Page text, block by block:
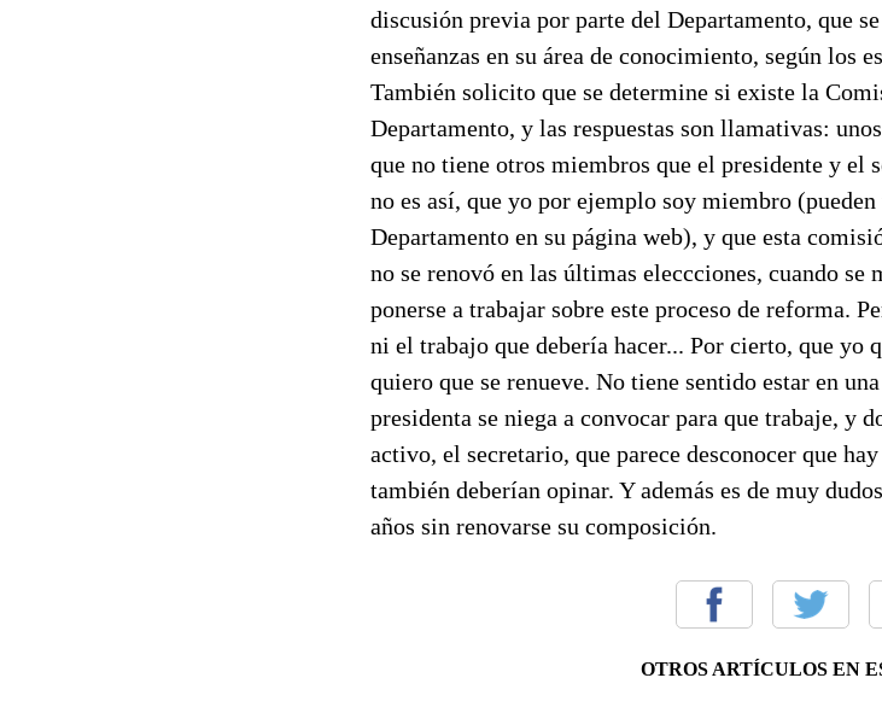
discusión previa por parte del Departamento, que
enseñanzas en su área de conocimiento, según los
También solicito que se determine si existe la
Departamento, y las respuestas son llamativas:
que no tiene otros miembros que el presidente y el
no es así, que yo por ejemplo soy miembro
Departamento en su página web), y que esta
no se renovó en las últimas eleccciones, cuando
ponerse a trabajar sobre este proceso de reforma.
ni el trabajo que debería hacer... Por cierto, que yo
quiero que se renueve. No tiene sentido estar en
presidenta se niega a convocar para que trabaje, y
activo, el secretario, que parece desconocer que
también deberían opinar. Y además es de muy
años sin renovarse su composición.
OTROS ARTÍCULOS EN